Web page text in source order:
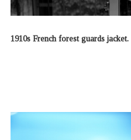
1910s French forest guards jacket.